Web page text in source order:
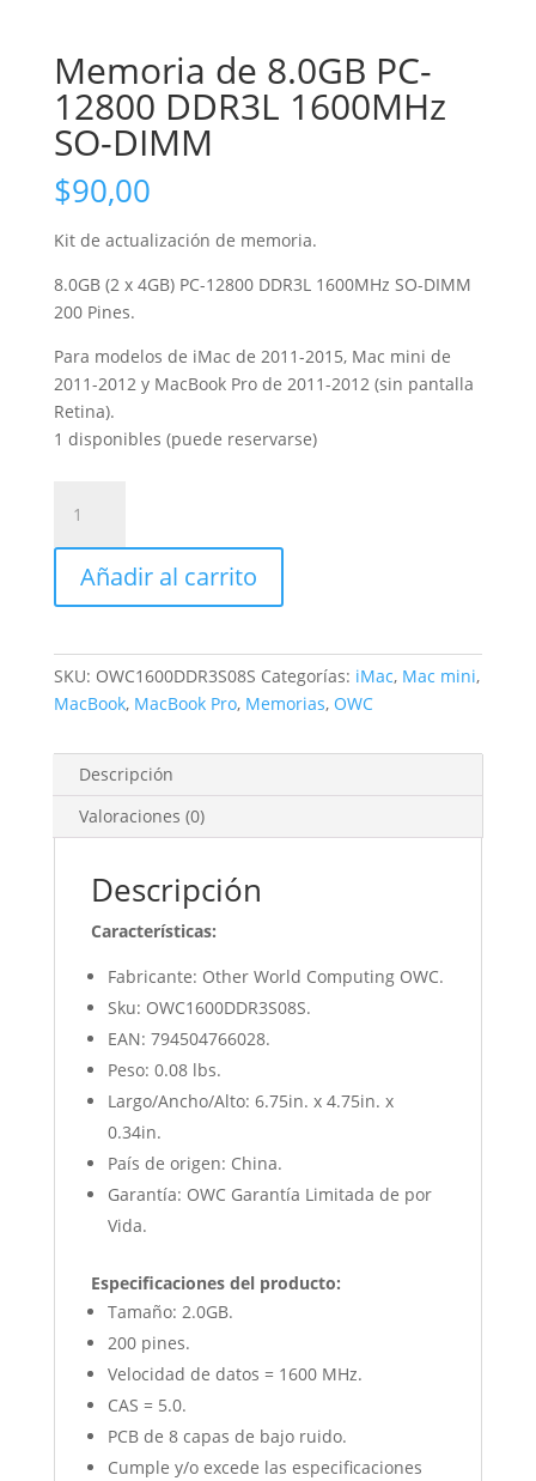
Memoria de 8.0GB PC-
12800 DDR3L 1600MHz
SO-DIMM
$90,00
Kit de actualización de memoria.
8.0GB (2 x 4GB) PC-12800 DDR3L 1600MHz SO-DIMM
200 Pines.
Para modelos de iMac de 2011-2015, Mac mini de
2011-2012 y MacBook Pro de 2011-2012 (sin pantalla
Retina).
1 disponibles (puede reservarse)
8.0GB
12800
1600MHz
SO-
DIMM
Añadir al carrito
SKU: OWC1600DDR3S08S Categorías: iMac, Mac mini,
MacBook, MacBook Pro, Memorias, OWC
Descripción
Valoraciones (0)
Descripción
Características:
Fabricante: Other World Computing OWC.
Sku: OWC1600DDR3S08S.
EAN: 794504766028.
Peso: 0.08 lbs.
Largo/Ancho/Alto: 6.75in. x 4.75in. x
0.34in.
País de origen: China.
Garantía: OWC Garantía Limitada de por
Vida.
Especificaciones del producto:
Tamaño: 2.0GB.
200 pines.
Velocidad de datos = 1600 MHz.
CAS = 5.0.
PCB de 8 capas de bajo ruido.
Cumple y/o excede las especificaciones